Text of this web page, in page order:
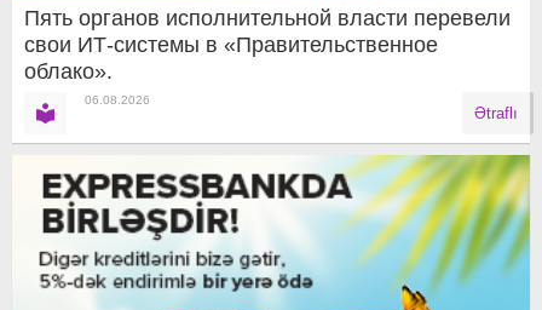
Пять органов исполнительной власти перевели
свои ИТ-системы в «Правительственное
облако».
06.08.2026
Ətraflı